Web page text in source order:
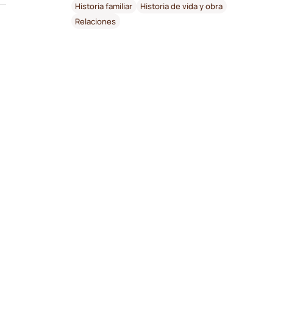
Historia familiar
Historia de vida y obra
Relaciones